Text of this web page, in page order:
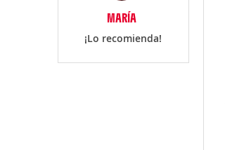
MARÍA
¡Lo recomienda!